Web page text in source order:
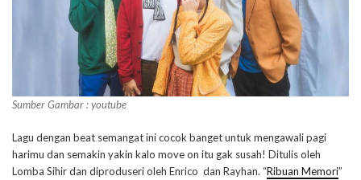
Sumber Gambar : youtube
Lagu dengan beat semangat ini cocok banget untuk mengawali pagi
harimu dan semakin yakin kalo move on itu gak susah! Ditulis oleh
Lomba Sihir dan diproduseri oleh Enrico dan Rayhan. “Ribuan Memori”